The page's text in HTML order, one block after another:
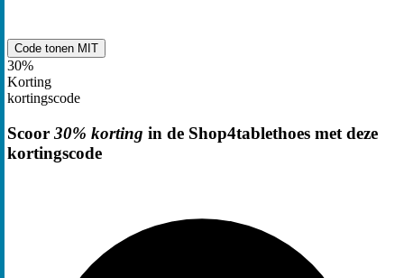
Code tonen MIT
30%
Korting
kortingscode
Scoor 30% korting in de Shop4tablethoes met deze
kortingscode